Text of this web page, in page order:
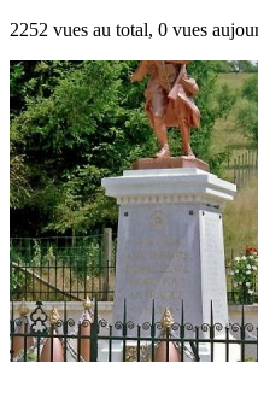
2252 vues au total, 0 vues